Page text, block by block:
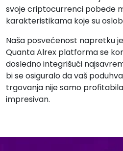
svoje criptocurrenci pobede
karakteristikama koje su
Naša posvećenost napretku
Quanta Alrex platforma se
dosledno integrišući
bi se osiguralo da vaš
trgovanja nije samo
impresivan.